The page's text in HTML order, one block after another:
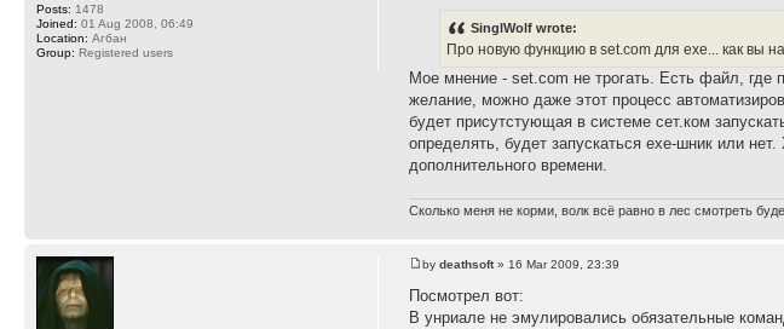
SinglWolf wrote:
Про новую функцию в set.com для exe... как вы
Мое мнение - set.com не трогать. Есть файл, где
желание, можно даже этот процесс
будет присутстующая в системе сет.ком
определять, будет запускаться ехе-шник или
дополнительного времени.
Сколько меня не корми, волк всё равно в лес смотреть
Posts: 1478
Joined: 01 Aug 2008, 06:49
Location: Агбан
Group: Registered users
bydeathsoft» 16 Mar 2009, 23:39
Посмотрел вот:
В унриале не эмулировались обязательные